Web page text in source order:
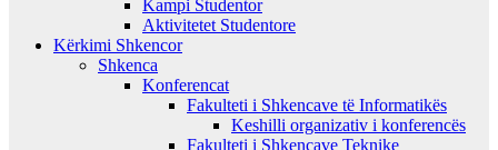
Kampi Studentor
Aktivitetet Studentore
Kërkimi Shkencor
Shkenca
Konferencat
Fakulteti i Shkencave të Informatikës
Keshilli organizativ i konferencës
Fakulteti i Shkencave Teknike